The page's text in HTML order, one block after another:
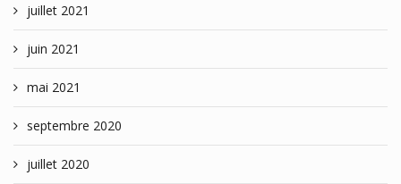
juillet 2021
juin 2021
mai 2021
septembre 2020
juillet 2020